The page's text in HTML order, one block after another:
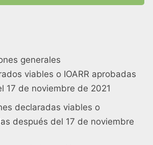
generales
viables o IOARR aprobadas
17 de noviembre de 2021
declaradas viables o
después del 17 de noviembre